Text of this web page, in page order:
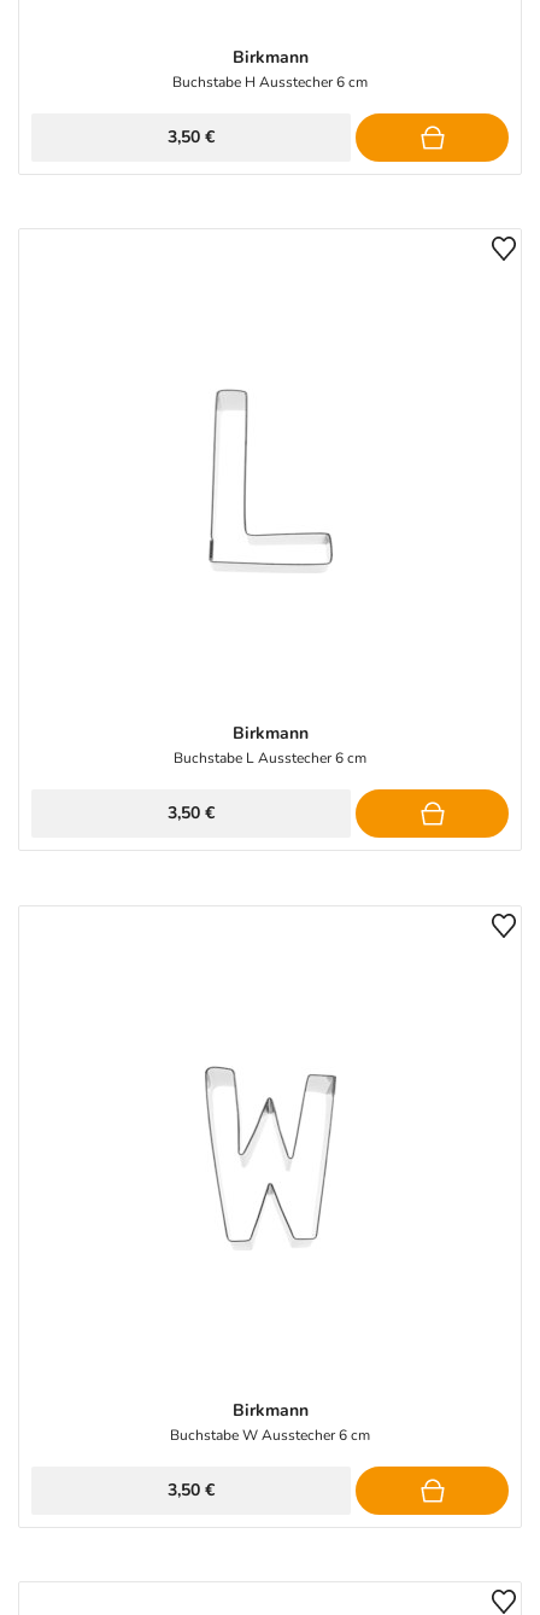
Birkmann
Buchstabe H Ausstecher 6 cm
3,50 €
Birkmann
Buchstabe L Ausstecher 6 cm
3,50 €
Birkmann
Buchstabe W Ausstecher 6 cm
3,50 €